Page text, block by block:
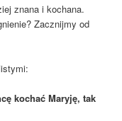
znana i kochana.
Zacznijmy od
kochać Maryję, tak